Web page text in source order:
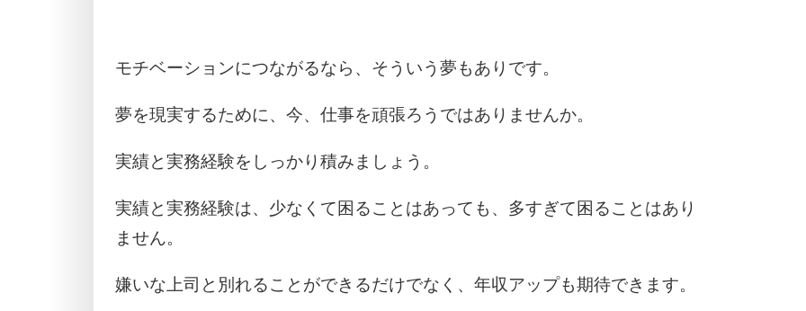
モチベーションにつながるなら、そういう夢もありです。
夢を現実するために、今、仕事を頑張ろうではありませんか。
実績と実務経験をしっかり積みましょう。
実績と実務経験は、少なくて困ることはあっても、多すぎて困ることはあり
ません。
嫌いな上司と別れることができるだけでなく、年収アップも期待できます。